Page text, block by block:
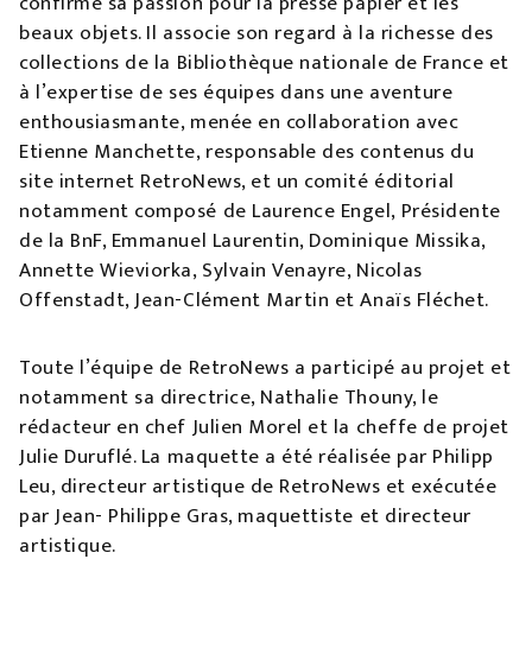
beaux objets. Il associe son regard à la richesse des
collections de la Bibliothèque nationale de France et
à l’expertise de ses équipes dans une aventure
enthousiasmante, menée en collaboration avec
Etienne Manchette, responsable des contenus du
site internet RetroNews, et un comité éditorial
notamment composé de Laurence Engel, Présidente
de la BnF, Emmanuel Laurentin, Dominique Missika,
Annette Wieviorka, Sylvain Venayre, Nicolas
Offenstadt, Jean-Clément Martin et Anaïs Fléchet.
Toute l’équipe de RetroNews a participé au projet et
notamment sa directrice, Nathalie Thouny, le
rédacteur en chef Julien Morel et la cheffe de projet
Julie Duruflé. La maquette a été réalisée par Philipp
Leu, directeur artistique de RetroNews et exécutée
par Jean- Philippe Gras, maquettiste et directeur
artistique.